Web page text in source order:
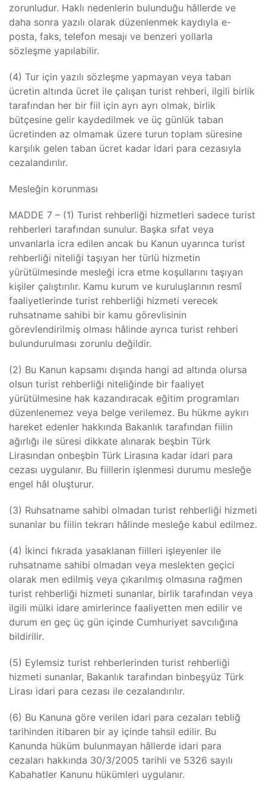
zorunludur. Haklı nedenlerin bulunduğu hâllerde ve
daha sonra yazılı olarak düzenlenmek kaydıyla e-
posta, faks, telefon mesajı ve benzeri yollarla
sözleşme yapılabilir.
(4) Tur için yazılı sözleşme yapmayan veya taban
ücretin altında ücret ile çalışan turist rehberi, ilgili birlik
tarafından her bir fiil için ayrı ayrı olmak, birlik
bütçesine gelir kaydedilmek ve üç günlük taban
ücretinden az olmamak üzere turun toplam süresine
karşılık gelen taban ücret kadar idari para cezasıyla
cezalandırılır.
Mesleğin korunması
MADDE 7 – (1) Turist rehberliği hizmetleri sadece turist
rehberleri tarafından sunulur. Başka sıfat veya
unvanlarla icra edilen ancak bu Kanun uyarınca turist
rehberliği niteliği taşıyan her türlü hizmetin
yürütülmesinde mesleği icra etme koşullarını taşıyan
kişiler çalıştırılır. Kamu kurum ve kuruluşlarının resmî
faaliyetlerinde turist rehberliği hizmeti verecek
ruhsatname sahibi bir kamu görevlisinin
görevlendirilmiş olması hâlinde ayrıca turist rehberi
bulundurulması zorunlu değildir.
(2) Bu Kanun kapsamı dışında hangi ad altında olursa
olsun turist rehberliği niteliğinde bir faaliyet
yürütülmesine hak kazandıracak eğitim programları
düzenlenemez veya belge verilemez. Bu hükme aykırı
hareket edenler hakkında Bakanlık tarafından fiilin
ağırlığı ile süresi dikkate alınarak beşbin Türk
Lirasından onbeşbin Türk Lirasına kadar idari para
cezası uygulanır. Bu fiillerin işlenmesi durumu mesleğe
engel hâl oluşturur.
(3) Ruhsatname sahibi olmadan turist rehberliği hizmeti
sunanlar bu fiilin tekrarı hâlinde mesleğe kabul edilmez.
(4) İkinci fıkrada yasaklanan fiilleri işleyenler ile
ruhsatname sahibi olmadan veya meslekten geçici
olarak men edilmiş veya çıkarılmış olmasına rağmen
turist rehberliği hizmeti sunanlar, birlik tarafından veya
ilgili mülki idare amirlerince faaliyetten men edilir ve
durum en geç üç gün içinde Cumhuriyet savcılığına
bildirilir.
(5) Eylemsiz turist rehberlerinden turist rehberliği
hizmeti sunanlar, Bakanlık tarafından binbeşyüz Türk
Lirası idari para cezası ile cezalandırılır.
(6) Bu Kanuna göre verilen idari para cezaları tebliğ
tarihinden itibaren bir ay içinde tahsil edilir. Bu
Kanunda hüküm bulunmayan hâllerde idari para
cezaları hakkında 30/3/2005 tarihli ve 5326 sayılı
Kabahatler Kanunu hükümleri uygulanır.